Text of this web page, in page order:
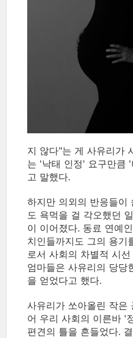
지 않다"는 게 사유리가
는 '낙태 인정' 요구만큼
고 말했다.
하지만 의외의 반응들이
도 욕먹을 걸 각오했던
이 이어졌다. 동료 연예
치인들까지도 그의 용기
로서 사회의 차별적 시
엄마들은 사유리의 당당
을 얻었다고 했다.
사유리가 쏘아올린 작은
어 우리 사회의 이른바 '
편견의 틀을 흔들었다.